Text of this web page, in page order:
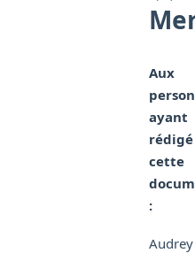
Aux
ayant
rédigé
cette
:
Audrey